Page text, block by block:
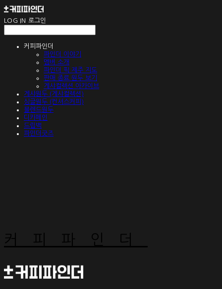
LOG IN 로그인
커피파인더
파인더 이야기
멤버 소개
파인더 픽 제주 지도
판매 종료 원두 보기
게샤컬렉션 아카이브
게샤원두 (게샤컬렉션)
싱글원두 (컨셔스커피)
블렌드원두
디카페인
드립백
파인더굿즈
커피파인더